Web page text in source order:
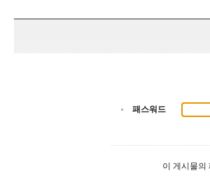
패스워드
이 게시물의